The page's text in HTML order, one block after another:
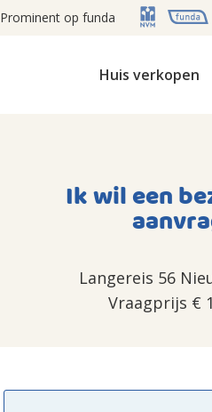
Prominent op funda
Huis verkopen
Ik wil een
Langereis 56
Vraagprijs €